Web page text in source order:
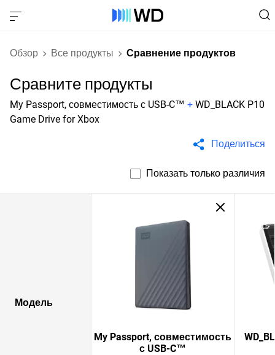
Обзор Все продукты Сравнение продуктов
Сравните продукты
My Passport, совместимость с USB-C™ + WD_BLACK P10
Game Drive for Xbox
Поделиться
Показать только различия
Модель
My Passport, совместимость
с USB-C™